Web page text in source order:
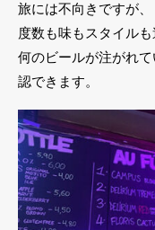
旅には不向きですが、
度数も味もスタイルも
何のビールが注がれ
認できます。